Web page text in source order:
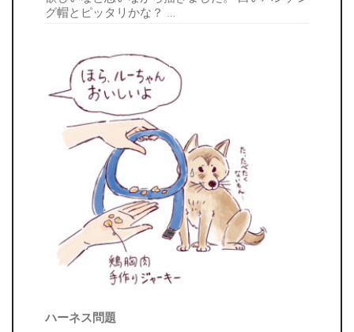
グ帽とピッタリかな？ …
ハーネス問題